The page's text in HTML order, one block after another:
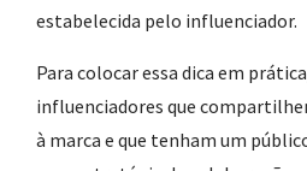
estabelecida pelo influenciador.
Para colocar essa dica em
influenciadores que
à marca e que tenham um